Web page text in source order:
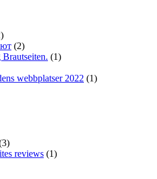
(2)
(1)
webbplatser 2022 (1)
reviews (1)